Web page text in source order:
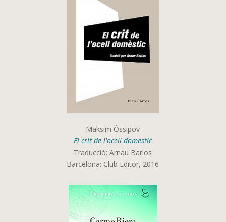
Maksim Óssipov
El crit de l'ocell domèstic
Traducció: Arnau Barios
Barcelona: Club Editor, 2016